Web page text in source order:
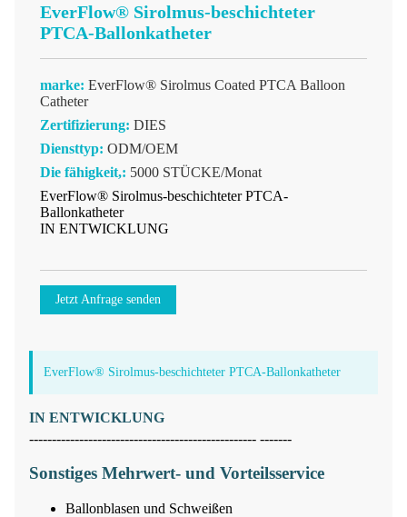
EverFlow® Sirolmus-beschichteter
PTCA-Ballonkatheter
marke: EverFlow® Sirolmus Coated PTCA Balloon
Catheter
Zertifizierung: DIES
Diensttyp: ODM/OEM
Die fähigkeit,: 5000 STÜCKE/Monat
EverFlow® Sirolmus-beschichteter PTCA-
Ballonkatheter
IN ENTWICKLUNG
Jetzt Anfrage senden
EverFlow® Sirolmus-beschichteter PTCA-Ballonkatheter
IN ENTWICKLUNG
-------------------------------------------------- -------
Sonstiges Mehrwert- und Vorteilsservice
Ballonblasen und Schweißen